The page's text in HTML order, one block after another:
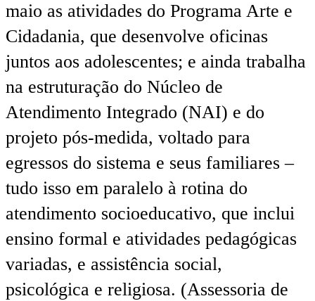
maio as atividades do Programa Arte e
Cidadania, que desenvolve oficinas
juntos aos adolescentes; e ainda trabalha
na estruturação do Núcleo de
Atendimento Integrado (NAI) e do
projeto pós-medida, voltado para
egressos do sistema e seus familiares –
tudo isso em paralelo à rotina do
atendimento socioeducativo, que inclui
ensino formal e atividades pedagógicas
variadas, e assistência social,
psicológica e religiosa. (Assessoria de